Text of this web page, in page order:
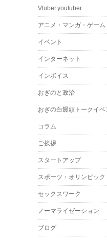
Vtuber.youtuber
アニメ・マンガ・ゲーム
イベント
インターネット
インボイス
おぎのと政治
おぎの白饅頭トークイベ
コラム
ご挨拶
スタートアップ
スポーツ・オリンピッ
セックスワーク
ノーマライゼーション
ブログ